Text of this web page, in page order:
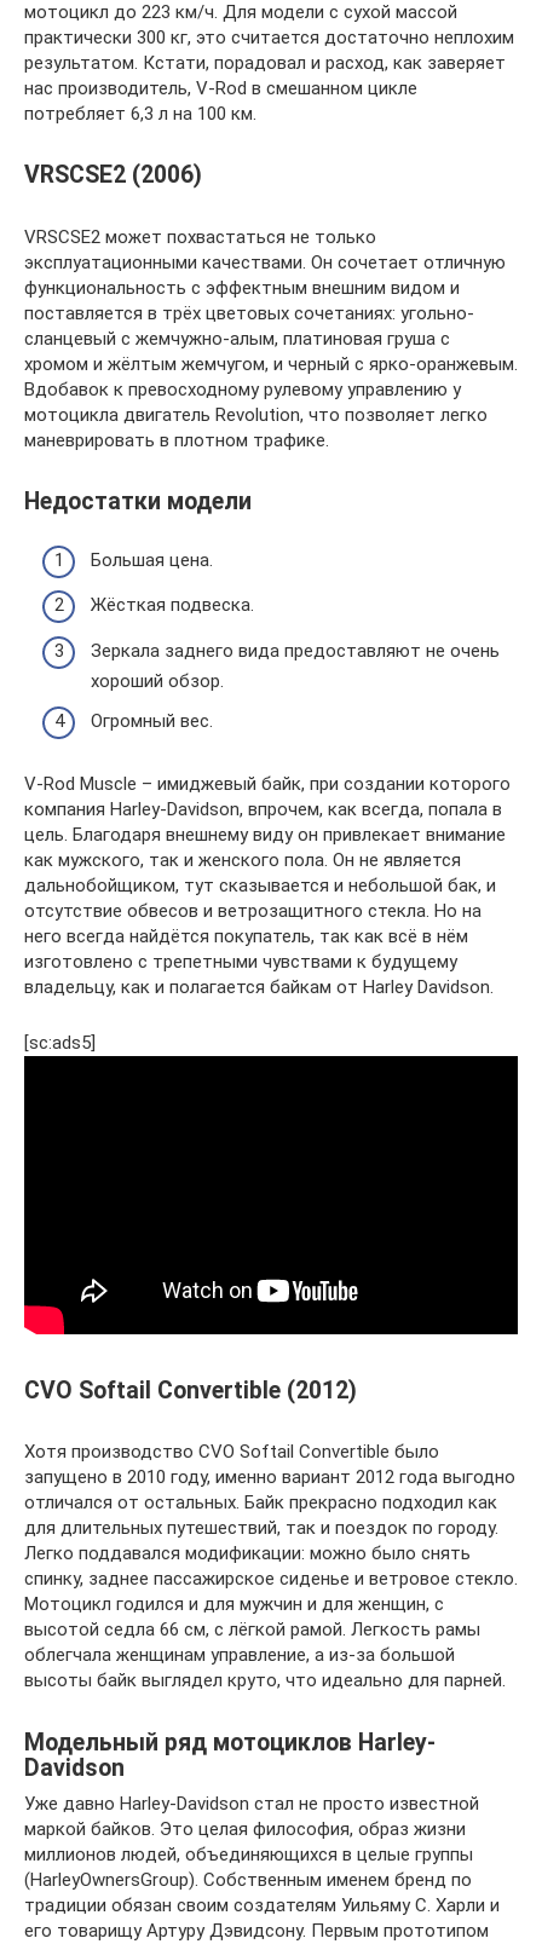
мотоцикл до 223 км/ч. Для модели с сухой массой
практически 300 кг, это считается достаточно неплохим
результатом. Кстати, порадовал и расход, как заверяет
нас производитель, V-Rod в смешанном цикле
потребляет 6,3 л на 100 км.
VRSCSE2 (2006)
VRSCSE2 может похвастаться не только
эксплуатационными качествами. Он сочетает отличную
функциональность с эффектным внешним видом и
поставляется в трёх цветовых сочетаниях: угольно-
сланцевый с жемчужно-алым, платиновая груша с
хромом и жёлтым жемчугом, и черный с ярко-оранжевым.
Вдобавок к превосходному рулевому управлению у
мотоцикла двигатель Revolution, что позволяет легко
маневрировать в плотном трафике.
Недостатки модели
Большая цена.
Жёсткая подвеска.
Зеркала заднего вида предоставляют не очень
хороший обзор.
Огромный вес.
V-Rod Muscle – имиджевый байк, при создании которого
компания Harley-Davidson, впрочем, как всегда, попала в
цель. Благодаря внешнему виду он привлекает внимание
как мужского, так и женского пола. Он не является
дальнобойщиком, тут сказывается и небольшой бак, и
отсутствие обвесов и ветрозащитного стекла. Но на
него всегда найдётся покупатель, так как всё в нём
изготовлено с трепетными чувствами к будущему
владельцу, как и полагается байкам от Harley Davidson.
[sc:ads5]
CVO Softail Convertible (2012)
Хотя производство CVO Softail Convertible было
запущено в 2010 году, именно вариант 2012 года выгодно
отличался от остальных. Байк прекрасно подходил как
для длительных путешествий, так и поездок по городу.
Легко поддавался модификации: можно было снять
спинку, заднее пассажирское сиденье и ветровое стекло.
Мотоцикл годился и для мужчин и для женщин, с
высотой седла 66 см, с лёгкой рамой. Легкость рамы
облегчала женщинам управление, а из-за большой
высоты байк выглядел круто, что идеально для парней.
Модельный ряд мотоциклов Harley-
Davidson
Уже давно Harley-Davidson стал не просто известной
маркой байков. Это целая философия, образ жизни
миллионов людей, объединяющихся в целые группы
(HarleyOwnersGroup). Собственным именем бренд по
традиции обязан своим создателям Уильяму С. Харли и
его товарищу Артуру Дэвидсону. Первым прототипом